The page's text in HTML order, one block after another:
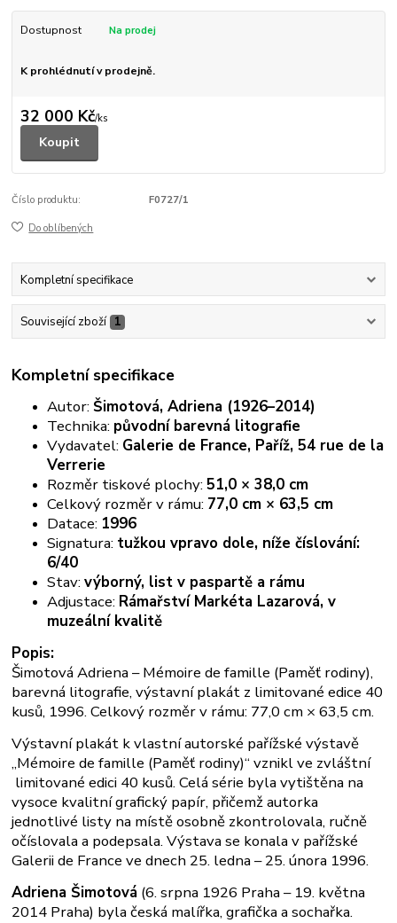
Dostupnost
K prohlédnutí v prodejně.
32 000 Kč/ks
Koupit
Číslo produktu: F0727/1
Do oblíbených
Kompletní specifikace
Související zboží 1
Kompletní specifikace
Autor: Šimotová, Adriena (1926–2014)
Technika: původní barevná litografie
Vydavatel: Galerie de France, Paříž, 54 rue de la
Verrerie
Rozměr tiskové plochy:51,0 × 38,0 cm
Celkový rozměr v rámu: 77,0 cm × 63,5 cm
Datace: 1996
Signatura: tužkou vpravo dole, níže číslování:
6/40
Stav:výborný, list v paspartě a rámu
Adjustace: Rámařství Markéta Lazarová, v
muzeální kvalitě
Popis:
Šimotová Adriena – Mémoire de famille (Paměť rodiny),
barevná litografie, výstavní plakát z limitované edice 40
kusů, 1996. Celkový rozměr v rámu: 77,0 cm × 63,5 cm.
Výstavní plakát k vlastní autorské pařížské výstavě
„Mémoire de famille (Paměť rodiny)“ vznikl ve zvláštní
limitované edici 40 kusů. Celá série byla vytištěna na
vysoce kvalitní grafický papír, přičemž autorka
jednotlivé listy na místě osobně zkontrolovala, ručně
očíslovala a podepsala. Výstava se konala v pařížské
Galerii de France ve dnech 25. ledna – 25. února 1996.
Adriena Šimotová (6. srpna 1926 Praha – 19. května
2014 Praha) byla česká malířka, grafička a sochařka.